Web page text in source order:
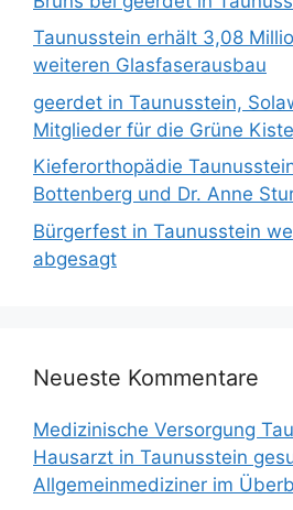
Taunusstein erhält 3,08
weiteren Glasfaserausbau
geerdet in Taunusstein,
Mitglieder für die Grüne Kiste
Kieferorthopädie
Bottenberg und Dr. Anne
Bürgerfest in Taunusstein
abgesagt
Neueste Kommentare
Medizinische Versorgung
Hausarzt in Taunusstein
Allgemeinmediziner im